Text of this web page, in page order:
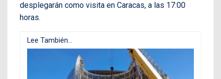
desplegarán como visita en Caracas, a las 17:00
horas.
Lee También...